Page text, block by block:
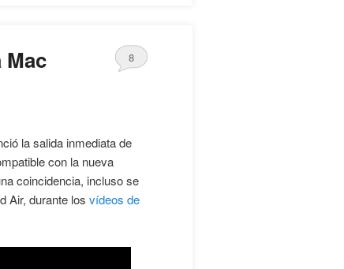
Mac
8
la salida inmediata de
con la nueva
coincidencia, incluso se
Air, durante losvídeos de